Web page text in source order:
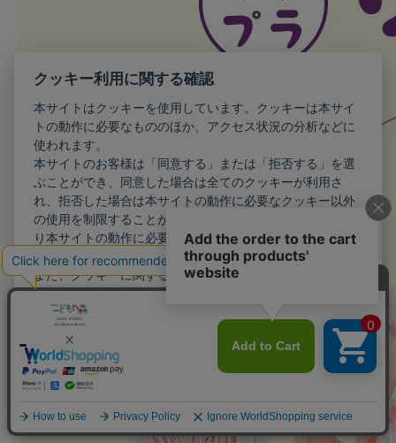
クッキー利用に関する確認
本サイトはクッキーを使用しています。クッキーは本サイ
トの動作に必要なもののほか、アクセス状況の分析などに
使われます。
本サイトのお客様は「同意する」または「拒否する」を選
ぶことができ、同意した場合は全てのクッキーが利用さ
れ、拒否した場合は本サイトの動作に必要なクッキー以外
の使用を制限することができます。お客様が同意しない限
り本サイトの動作に必要最小限のクッキー以外が利用され
ることはありません。
また、クッキーに関する設定を詳細に行いたい場合はこち
らから行えます。詳細設定